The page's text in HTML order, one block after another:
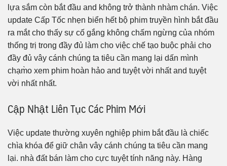
lựa sắm còn bắt đầu and không trở thành nhàm chán. Việc
update Cấp Tốc nhẹn biển hết bộ phim truyền hình bắt đầu
ra mắt cho thấy sự cố gắng không chấm ngừng của nhóm
thống trị trong đầy đủ làm cho việc chế tạo buộc phải cho
đầy đủ vây cánh chúng ta tiêu cần mang lại dấn mình
chạm̀o xem phim hoàn hảo and tuyệt vời nhất and tuyệt
vời nhất nhất.
Cập Nhật Liên Tục Các Phim Mới
Việc update thường xuyên nghiệp phim bắt đầu là chiếc
chìa khóa để giữ chân vây cánh chúng ta tiêu cần mang
lại. nhà đất bán làm cho cực tuyệt tính năng này. Hàng